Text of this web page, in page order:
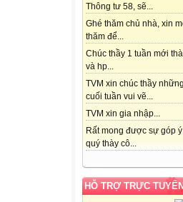
Thông tư 58, sẽ...
Ghé thăm chủ nhà, xin
thăm để...
Chúc thầy 1 tuần mới
và hp...
TVM xin chúc thầy
cuối tuần vui vẽ...
TVM xin gia nhập...
Rất mong được sự góp
quý thày cô...
HỖ TRỢ TRỰC TUYẾN